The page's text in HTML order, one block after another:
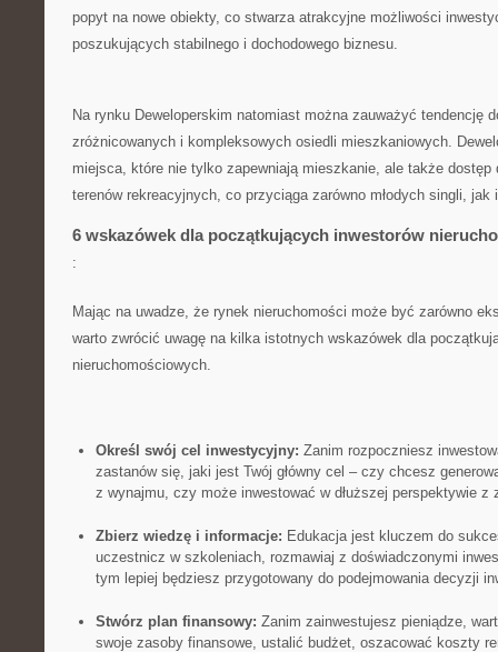
popyt na nowe obiekty, ⁣co stwarza atrakcyjne możliwości
poszukujących stabilnego i dochodowego biznesu.
Na rynku Deweloperskim natomiast można zauważyć tendencję
zróżnicowanych i kompleksowych ⁢osiedli mieszkaniowych.
miejsca, które nie tylko zapewniają mieszkanie, ale także dostęp
terenów⁣ rekreacyjnych, co ⁢przyciąga⁤ zarówno⁤ młodych ⁣singli,
6 ‍wskazówek​ dla początkujących inwestorów
:
Mając ⁣na uwadze, że rynek nieruchomości może być zarówno
warto⁢ zwrócić ‌uwagę⁤ na⁤ kilka istotnych⁣ wskazówek dla
nieruchomościowych.
Określ⁤ swój cel‍ inwestycyjny: Zanim rozpoczniesz
‍zastanów się, jaki jest Twój główny cel – czy ‍chcesz
z wynajmu, czy może inwestować w ​dłuższej perspektywie z
Zbierz wiedzę⁢ i​ informacje: Edukacja jest‌ kluczem ⁢do
uczestnicz w ​szkoleniach, rozmawiaj⁣ z doświadczonymi
tym lepiej ⁢będziesz przygotowany do ‌podejmowania decyzji
Stwórz plan finansowy: Zanim zainwestujesz ⁢pieniądze,​
swoje zasoby finansowe,‍ ustalić ​budżet, oszacować koszty